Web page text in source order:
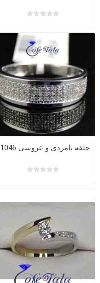
حلقه نامزدی و عروسی 21046